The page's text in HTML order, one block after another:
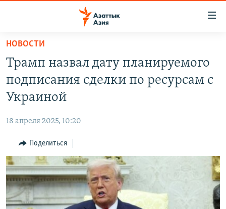
Вернуться
основному
содержанию
Вернутся
главной
навигации
Вернутся
поиску
ТАДЖИКИСТАН
НОВОСТИ
ВОЙНА В УКРАИНЕ
ҚАЗАҚША
КЫРГЫЗЧА
ЎЗБЕКЧА
ТОҶИКӢ
TÜRKMENÇE
Все сайты РСЕ/РС
НОВОСТИ
Трамп назвал дату планируемого
подписания сделки по ресурсам с
Украиной
18 апреля 2025, 10:20
Поделиться